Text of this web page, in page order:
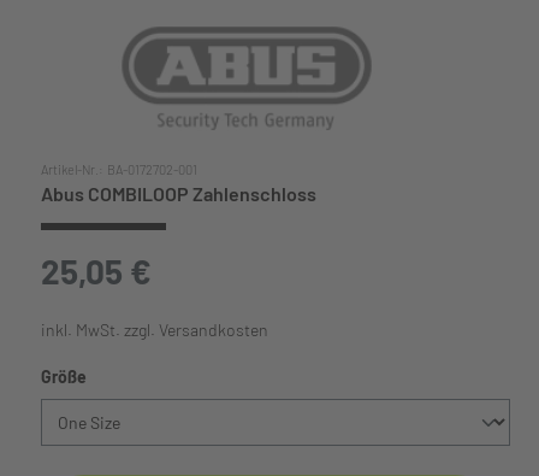
Artikel-Nr.: BA-0172702-001
Abus COMBILOOP Zahlenschloss
25,05 €
inkl. MwSt. zzgl. Versandkosten
Größe